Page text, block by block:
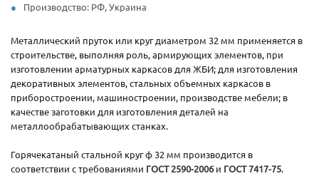
Производство: РФ, Украина
Металлический пруток или круг диаметром 32 мм применяется в
строительстве, выполняя роль, армирующих элементов, при
изготовлении арматурных каркасов для ЖБИ; для изготовления
декоративных элементов, стальных объемных каркасов в
приборостроении, машиностроении, производстве мебели; в
качестве заготовки для изготовления деталей на
металлообрабатывающих станках.
Горячекатаный стальной круг ф 32 мм производится в
соответствии с требованиями ГОСТ 2590-2006и ГОСТ 7417-75.